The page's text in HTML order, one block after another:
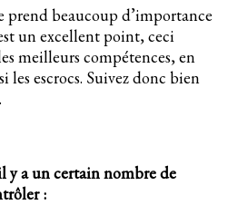
prend beaucoup d’importance
un excellent point, ceci
meilleurs compétences, en
les escrocs. Suivez donc bien
y a un certain nombre de
: